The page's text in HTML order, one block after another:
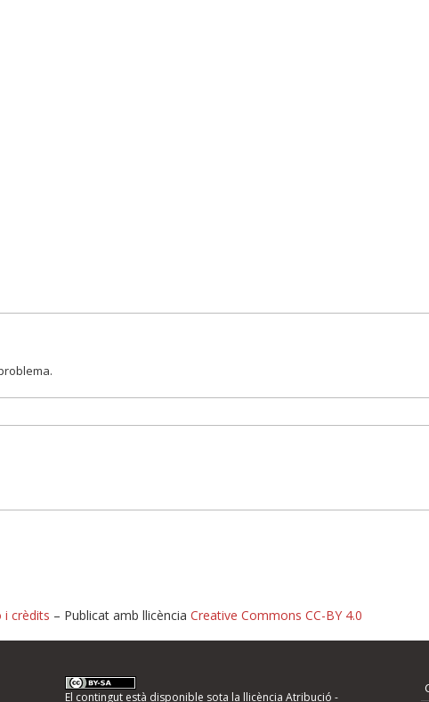
informeu d'errors
i crèdits – Publicat amb llicència Creative Commons CC-BY 4.0
El contingut està disponible sota la llicència Atribució -